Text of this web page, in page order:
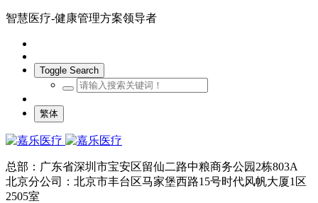
智慧医疗-健康管理方案领导者
Toggle Search
繁体
总部：广东省深圳市宝安区留仙二路中粮商务公园2栋803A
北京分公司：北京市丰台区马家堡西路15号时代风帆大厦1区
2505室